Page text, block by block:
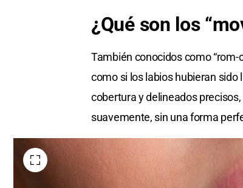
¿Qué son los
También conocidos como
como si los labios hubieran
cobertura y delineados
suavemente, sin una forma